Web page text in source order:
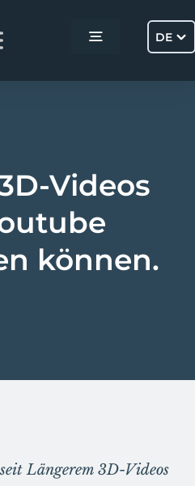
Toggle
DE
Videos
können.
Längerem 3D-Videos